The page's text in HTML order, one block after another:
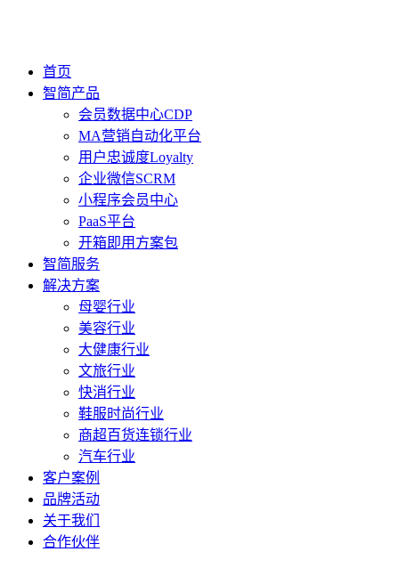
首页
智简产品
会员数据中心CDP
MA营销自动化平台
用户忠诚度Loyalty
企业微信SCRM
小程序会员中心
PaaS平台
开箱即用方案包
智简服务
解决方案
母婴行业
美容行业
大健康行业
文旅行业
快消行业
鞋服时尚行业
商超百货连锁行业
汽车行业
客户案例
品牌活动
关于我们
合作伙伴